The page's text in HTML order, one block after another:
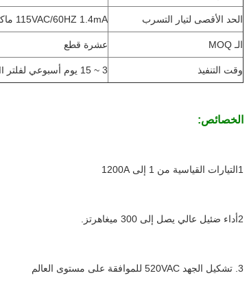
الحد الأقصى لتيار التسرب 115VAC/60HZ 1.4mA ماكس. 250VAC/60HZ 2.5mA ماكس
الـ MOQ عشرة قطع
وقت التنفيذ 3 ~ 15 يوم أسبوعي لفلتر EMI المنخفض
الخصائص:
1التيارات القياسية من 1 إلى 1200A
2أداء ضئيل عالي يصل إلى 300 ميغاهرتز.
3. تشكيل الجهد 520VAC للموافقة على مستوى العالم